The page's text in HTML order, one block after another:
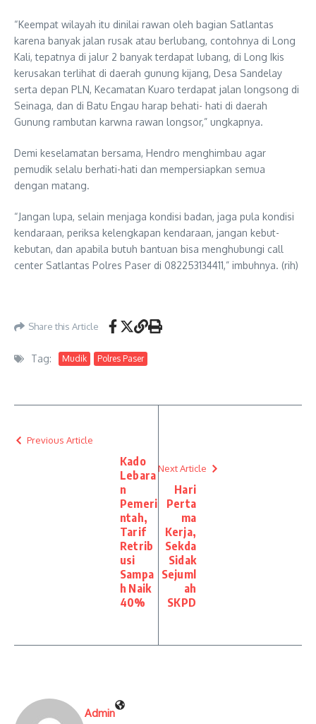
“Keempat wilayah itu dinilai rawan oleh bagian Satlantas
karena banyak jalan rusak atau berlubang, contohnya di Long
Kali, tepatnya di jalur 2 banyak terdapat lubang, di Long Ikis
kerusakan terlihat di daerah gunung kijang, Desa Sandelay
serta depan PLN, Kecamatan Kuaro terdapat jalan longsong di
Seinaga, dan di Batu Engau harap behati- hati di daerah
Gunung rambutan karwna rawan longsor,” ungkapnya.
Demi keselamatan bersama, Hendro menghimbau agar
pemudik selalu berhati-hati dan mempersiapkan semua
dengan matang.
“Jangan lupa, selain menjaga kondisi badan, jaga pula kondisi
kendaraan, periksa kelengkapan kendaraan, jangan kebut-
kebutan, dan apabila butuh bantuan bisa menghubungi call
center Satlantas Polres Paser di 082253134411,” imbuhnya. (rih)
Share this Article
Tag: Mudik Polres Paser
Previous Article
Kado
Lebara
n
Pemeri
ntah,
Tarif
Retrib
usi
Sampa
h Naik
40%
Next Article
Hari
Perta
ma
Kerja,
Sekda
Sidak
Sejuml
ah
SKPD
Admin